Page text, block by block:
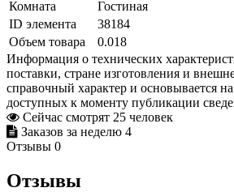
Комната
Гостиная
ID элемента
38184
Объем товара
0.018
Информация о технических
поставки, стране изготовления и
справочный характер и основывается
доступных к моменту публикации
Сейчас смотрят 25 человек
Заказов за неделю 4
Отзывы 0
Отзывы